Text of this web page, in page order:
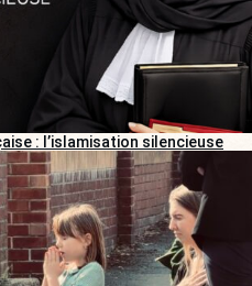
: l’islamisation silencieuse